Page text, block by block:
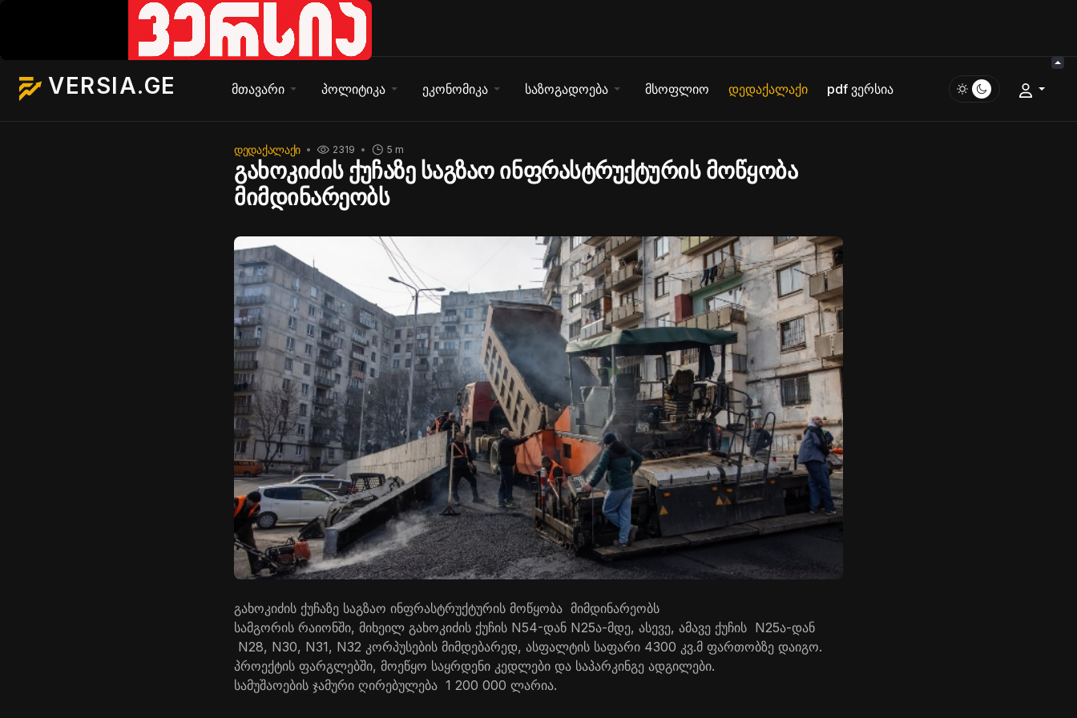
VERSIA.GE მთავარი პოლიტიკა ეკონომიკა საზოგადოება მსოფლიო დედაქალაქი pdf ვერსია
ᲓᲔᲓᲐᲥᲐᲚᲐᲥᲘ 5 m
2319
გახოკიძის ქუჩაზე საგზაო ინფრასტრუქტურის მოწყობა
მიმდინარეობს
გახოკიძის ქუჩაზე საგზაო ინფრასტრუქტურის მოწყობა მიმდინარეობს
სამგორის რაიონში, მიხეილ გახოკიძის ქუჩის N54-დან N25ა-მდე, ასევე, ამავე ქუჩის N25ა-დან
N28, N30, N31, N32 კორპუსების მიმდებარედ, ასფალტის საფარი 4300 კვ.მ ფართობზე დაიგო.
პროექტის ფარგლებში, მოეწყო საყრდენი კედლები და საპარკინგე ადგილები.
სამუშაოების ჯამური ღირებულება 1 200 000 ლარია.